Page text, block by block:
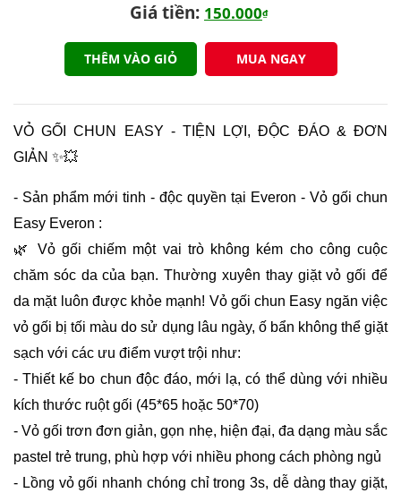
Giá tiền: 150.000₫
THÊM VÀO GIỎ MUA NGAY
VỎ GỐI CHUN EASY - TIỆN LỢI, ĐỘC ĐÁO & ĐƠN
GIẢN ✨💥
- Sản phẩm mới tinh - độc quyền tại Everon - Vỏ gối chun
Easy Everon :
🌿 Vỏ gối chiếm một vai trò không kém cho công cuộc
chăm sóc da của bạn. Thường xuyên thay giặt vỏ gối để
da mặt luôn được khỏe mạnh! Vỏ gối chun Easy ngăn việc
vỏ gối bị tối màu do sử dụng lâu ngày, ố bẩn không thể giặt
sạch với các ưu điểm vượt trội như:
- Thiết kế bo chun độc đáo, mới lạ, có thể dùng với nhiều
kích thước ruột gối (45*65 hoặc 50*70)
- Vỏ gối trơn đơn giản, gọn nhẹ, hiện đại, đa dạng màu sắc
pastel trẻ trung, phù hợp với nhiều phong cách phòng ngủ
- Lồng vỏ gối nhanh chóng chỉ trong 3s, dễ dàng thay giặt,